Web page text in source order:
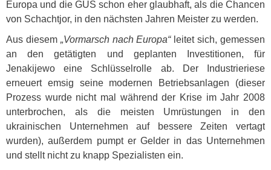
Europa und die GUS schon eher glaubhaft, als die Chancen
von Schachtjor, in den nächsten Jahren Meister zu werden.
Aus diesem „Vormarsch nach Europa“leitet sich, gemessen
an den getätigten und geplanten Investitionen, für
Jenakijewo eine Schlüsselrolle ab. Der Industrieriese
erneuert emsig seine modernen Betriebsanlagen (dieser
Prozess wurde nicht mal während der Krise im Jahr 2008
unterbrochen, als die meisten Umrüstungen in den
ukrainischen Unternehmen auf bessere Zeiten vertagt
wurden), außerdem pumpt er Gelder in das Unternehmen
und stellt nicht zu knapp Spezialisten ein.